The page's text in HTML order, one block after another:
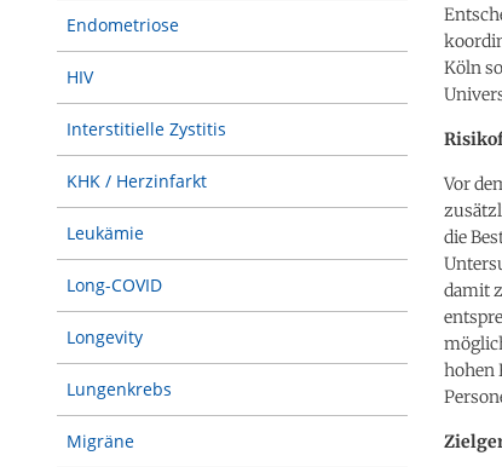
Endometriose
HIV
Interstitielle Zystitis
KHK / Herzinfarkt
Leukämie
Long-COVID
Longevity
Lungenkrebs
Migräne
Köln
Vor
die
damit
hohen